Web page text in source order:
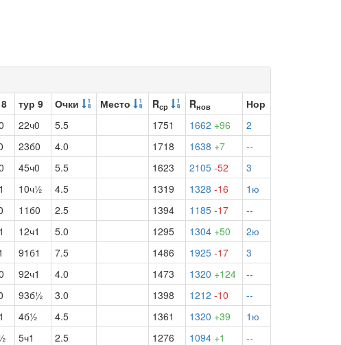
тур 9 Очки Место Rср Rнов
Нор
22ч0 5.5 1751 1662 +96
2
23б0 4.0 1718 1638 +7
--
45ч0 5.5 1623 2105 -52
3
10ч½ 4.5 1319 1328 -16
1ю
11б0 2.5 1394 1185 -17
--
12ч1 5.0 1295 1304 +50
2ю
91б1 7.5 1486 1925 -17
3
92ч1 4.0 1473 1320 +124
--
93б½ 3.0 1398 1212 -10
--
4б½ 4.5 1361 1320 +39
1ю
5ч1 2.5 1276 1094 +1
--